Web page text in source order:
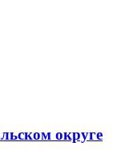
округе